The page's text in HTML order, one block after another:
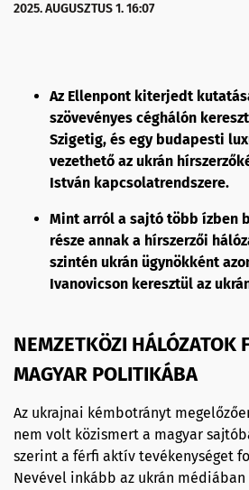
2025. AUGUSZTUS 1. 16:07
Az Ellenpont kiterjedt
szövevényes céghálón
Szigetig, és egy budapesti
vezethető az ukrán
István kapcsolatrendszere.
Mint arról a sajtó több ízben
része annak a hírszerzői
szintén ukrán ügynökként
Ivanovicson keresztül az
NEMZETKÖZI HÁLÓZATOK
MAGYAR POLITIKÁBA
Az ukrajnai kémbotrányt
nem volt közismert a magyar
szerint a férfi aktív tevékenységet
Nevével inkább az ukrán